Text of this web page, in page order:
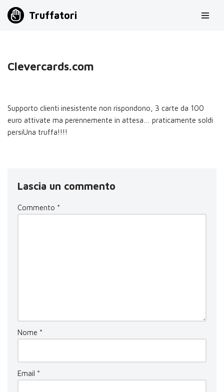
Truffatori
Clevercards.com
Supporto clienti inesistente non rispondono, 3 carte da 100
euro attivate ma perennemente in attesa… praticamente soldi
persiUna truffa!!!!
Lascia un commento
Commento *
Nome *
Email *